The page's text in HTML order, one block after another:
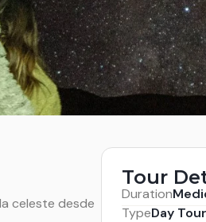
celeste desde
Tour
Duration
TypeDay